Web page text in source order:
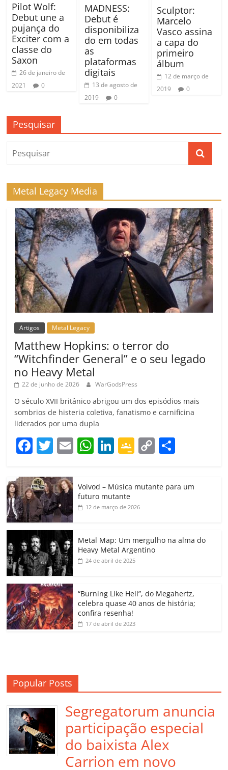
Pilot Wolf:
Debut une a
pujança do
Exciter com a
classe do
Saxon
26 de janeiro de
2021
0
MADNESS:
Debut é
disponibiliza
do em todas
as
plataformas
digitais
13 de agosto de
2019
0
Sculptor:
Marcelo
Vasco assina
a capa do
primeiro
álbum
12 de março de
2019
0
Pesquisar
Metal Legacy Media
Artigos Metal Legacy
Matthew Hopkins: o terror do
“Witchfinder General” e o seu legado
no Heavy Metal
22 de junho de 2026 WarGodsPress
O século XVII britânico abrigou um dos episódios mais
sombrios de histeria coletiva, fanatismo e carnificina
liderados por uma dupla
F
c
e
b
o
o
k
T
itt
er
E
ai
W
at
s
A
p
Li
k
e
dI
G
gl
e
a
ss
o
m
C
y
k
p
h
Voivod – Música mutante para um
futuro mutante
12 de março de 2026
Metal Map: Um mergulho na alma do
Heavy Metal Argentino
24 de abril de 2025
“Burning Like Hell”, do Megahertz,
celebra quase 40 anos de história;
confira resenha!
17 de abril de 2023
Popular Posts
Segregatorum anuncia
participação especial
do baixista Alex
Carrion em novo